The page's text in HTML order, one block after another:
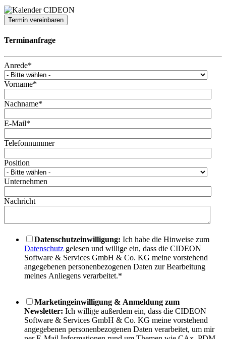
Termin vereinbaren
Terminanfrage
Anrede*
Vorname*
Nachname*
E-Mail*
Telefonnummer
Position
Unternehmen
Nachricht
Datenschutzeinwilligung: Ich habe die Hinweise zum
Datenschutz gelesen und willige ein, dass die CIDEON
Software & Services GmbH & Co. KG meine vorstehend
angegebenen personenbezogenen Daten zur Bearbeitung
meines Anliegens verarbeitet.*
Marketingeinwilligung & Anmeldung zum
Newsletter: Ich willige außerdem ein, dass die CIDEON
Software & Services GmbH & Co. KG meine vorstehend
angegebenen personenbezogenen Daten verarbeitet, um mir